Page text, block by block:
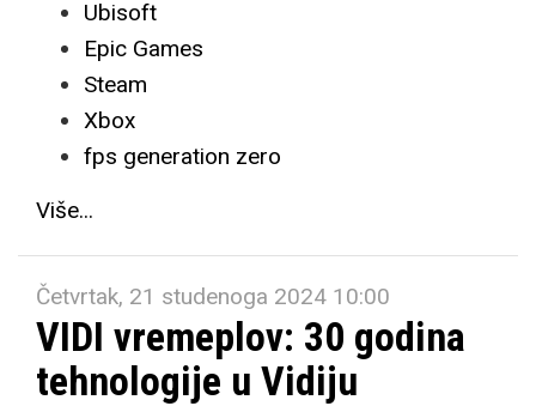
Ubisoft
Epic Games
Steam
Xbox
fps generation zero
Više...
Četvrtak, 21 studenoga 2024 10:00
VIDI vremeplov: 30 godina
tehnologije u Vidiju